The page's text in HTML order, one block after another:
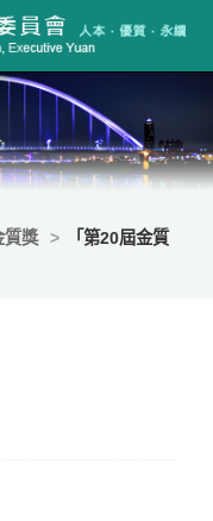
院公共工
質獎
「第20屆金質